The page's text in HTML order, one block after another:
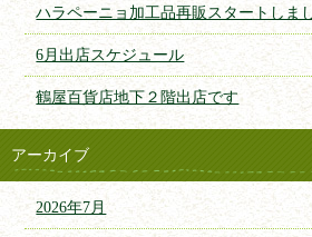
ハラペーニョ加工品再販スタートしま
6月出店スケジュール
鶴屋百貨店地下２階出店です
アーカイブ
2026年7月